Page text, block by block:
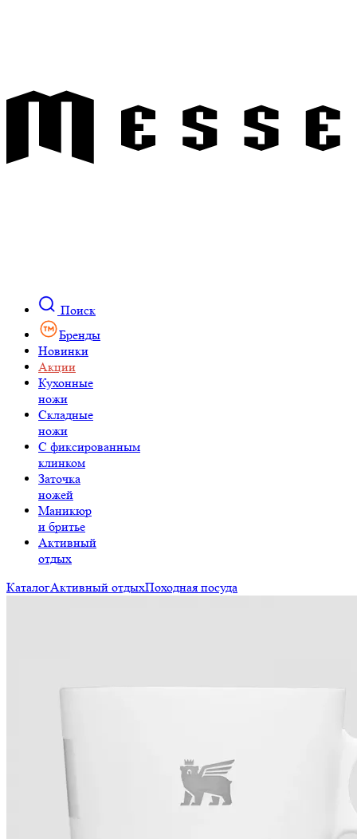
Поиск
Бренды
Новинки
Акции
Кухонные
ножи
Складные
ножи
C фиксированным
клинком
Заточка
ножей
Маникюр
и бритье
Активный
отдых
КаталогАктивный отдыхПоходная посуда